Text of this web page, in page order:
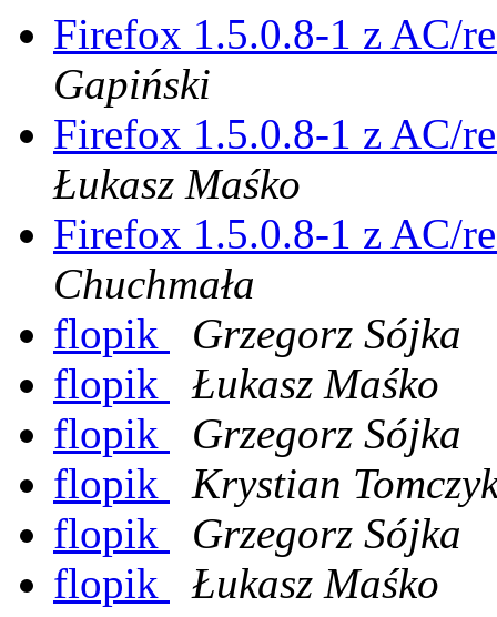
Firefox 1.5.0.8-1 z AC/
Gapiński
Firefox 1.5.0.8-1 z AC/
Łukasz Maśko
Firefox 1.5.0.8-1 z AC/
Chuchmała
flopik
Grzegorz Sójka
flopik
Łukasz Maśko
flopik
Grzegorz Sójka
flopik
Krystian
flopik
Grzegorz Sójka
flopik
Łukasz Maśko